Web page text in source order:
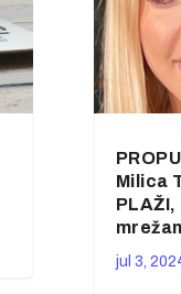
Milica
jul 3,